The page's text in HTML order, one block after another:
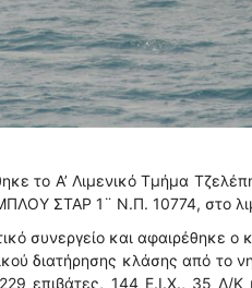
το Α’ Λιμενικό Τμήμα Τζελέπη
ΣΤΑΡ 1¨ Ν.Π. 10774, στο
συνεργείο και αφαιρέθηκε ο
διατήρησης κλάσης από το
επιβάτες, 144 Ε.Ι.Χ., 35 Δ/